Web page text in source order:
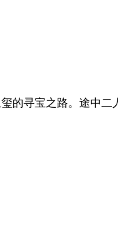
的寻宝之路。途中